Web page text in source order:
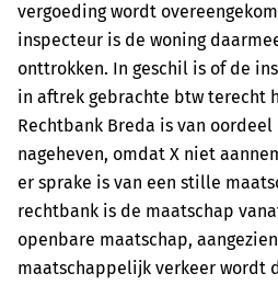
vergoeding wordt
inspecteur is de woning
onttrokken. In geschil is of de
in aftrek gebrachte btw terecht
Rechtbank Breda is van
nageheven, omdat X niet
er sprake is van een stille
rechtbank is de maatschap
openbare maatschap,
maatschappelijk verkeer wordt